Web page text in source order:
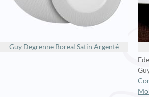
Guy Degrenne Boreal Satin Argenté